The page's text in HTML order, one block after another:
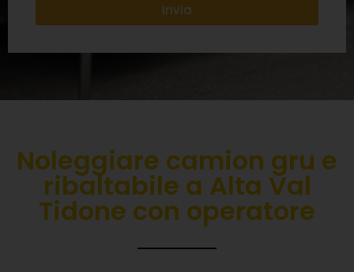
Invia
Noleggiare camion gru e
ribaltabile a Alta Val
Tidone con operatore